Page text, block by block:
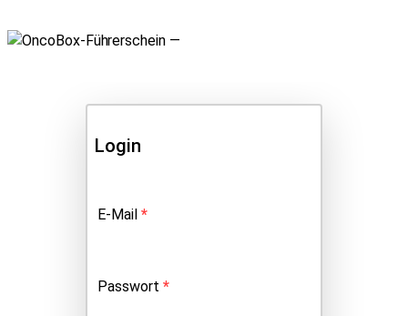
Login
E-Mail *Erforderlich
Passwort *Erforderlich